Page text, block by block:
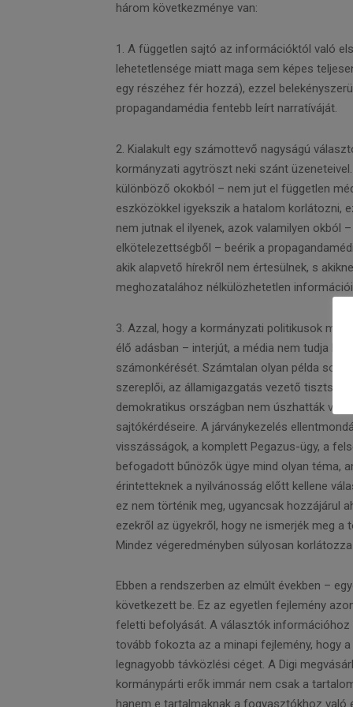
három következménye van:
1. A független sajtó az információktól való
lehetetlensége miatt maga sem képes
egy részéhez fér hozzá), ezzel
propagandamédia fentebb leírt narratíváját.
2. Kialakult egy számottevő nagyságú
kormányzati agytröszt neki szánt
különböző okokból – nem jut el független
eszközökkel igyekszik a hatalom korlátozni,
nem jutnak el ilyenek, azok valamilyen okból
elkötelezettségből – beérik a
akik alapvető hírekről nem értesülnek, s
meghozatalához nélkülözhetetlen
3. Azzal, hogy a kormányzati politikusok
élő adásban – interjút, a média nem tudja
számonkérését. Számtalan olyan példa
szereplői, az államigazgatás vezető
demokratikus országban nem úszhatták
sajtókérdéseire. A járványkezelés
visszásságok, a komplett Pegazus-ügy, a
befogadott bűnözők ügye mind olyan téma,
érintetteknek a nyilvánosság előtt kellene
ez nem történik meg, ugyancsak hozzájárul
ezekről az ügyekről, hogy ne ismerjék meg
Mindez végeredményben súlyosan
Ebben a rendszerben az elmúlt években –
következett be. Ez az egyetlen fejlemény
feletti befolyását. A választók
tovább fokozta az a minapi fejlemény, hogy
legnagyobb távközlési céget. A Digi
kormánypárti erők immár nem csak a